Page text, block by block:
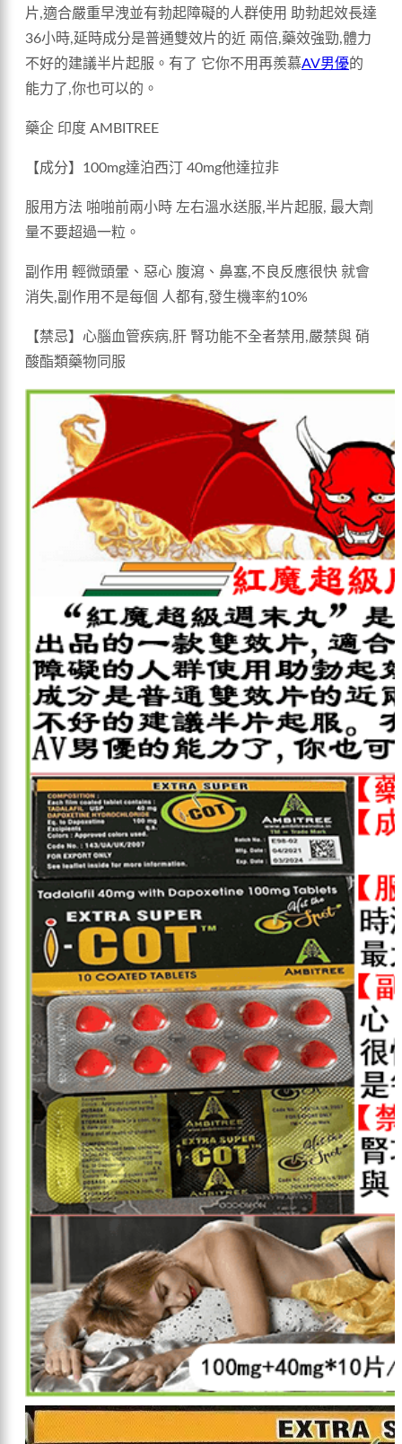
片,適合嚴重早洩並有勃起障礙的人群使用 助勃起效長達
36小時,延時成分是普通雙效片的近 兩倍,藥效強勁,體力
不好的建議半片起服。有了 它你不用再羨慕AV男優的
能力了,你也可以的。
藥企 印度 AMBITREE
【成分】100mg達泊西汀 40mg他達拉非
服用方法 啪啪前兩小時 左右溫水送服,半片起服, 最大劑
量不要超過一粒。
副作用 輕微頭暈、惡心 腹瀉、鼻塞,不良反應很快 就會
消失,副作用不是每個 人都有,發生機率約10%
【禁忌】心腦血管疾病,肝 腎功能不全者禁用,嚴禁與 硝
酸酯類藥物同服